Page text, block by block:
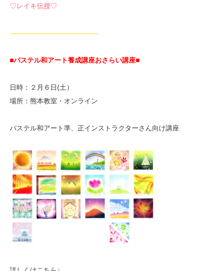
♡レイキ伝授♡
—————————————
■パステル和アート養成講座おさらい講座■
日時：２月６日(土）
場所：熊本教室・オンライン
パステル和アート準、正インストラクターさん向け講座